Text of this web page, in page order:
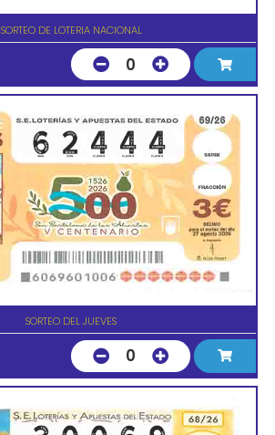
SORTEO DE LOTERIA NACIONAL
0
SORTEO DEL JUEVES
0